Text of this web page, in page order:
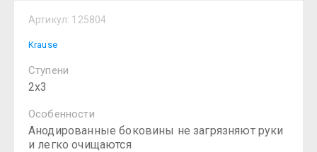
Артикул: 125804
Krause
Ступени
2х3
Особенности
Анодированные боковины не загрязняют руки
и легко очищаются